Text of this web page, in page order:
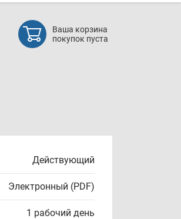
Ваша корзина
покупок пуста
Действующий
Электронный (PDF)
1 рабочий день